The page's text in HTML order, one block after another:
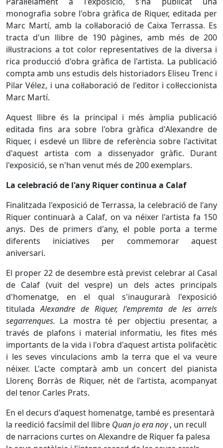
monografia sobre l'obra gràfica de Riquer, editada per
Marc Martí, amb la col·laboració de Caixa Terrassa. Es
tracta d'un llibre de 190 pàgines, amb més de 200
il·lustracions a tot color representatives de la diversa i
rica producció d'obra gràfica de l'artista. La publicació
compta amb uns estudis dels historiadors Eliseu Trenc i
Pilar Vélez, i una col·laboració de l'editor i col·leccionista
Marc Martí.
Aquest llibre és la principal i més àmplia publicació
editada fins ara sobre l'obra gràfica d'Alexandre de
Riquer, i esdevé un llibre de referència sobre l'activitat
d'aquest artista com a dissenyador gràfic. Durant
l'exposició, se n'han venut més de 200 exemplars.
La celebració de l'any Riquer continua a Calaf
Finalitzada l'exposició de Terrassa, la celebració de l'any
Riquer continuarà a Calaf, on va néixer l'artista fa 150
anys. Des de primers d'any, el poble porta a terme
diferents iniciatives per commemorar aquest
aniversari.
El proper 22 de desembre està previst celebrar al Casal
de Calaf (vuit del vespre) un dels actes principals
d'homenatge, en el qual s'inaugurarà l'exposició
tituladaAlexandre de Riquer, l'empremta de les arrels
segarrenques. La mostra té per objectiu presentar, a
través de plafons i material informatiu, les fites més
importants de la vida i l'obra d'aquest artista polifacètic
i les seves vinculacions amb la terra que el va veure
néixer. L'acte comptarà amb un concert del pianista
Llorenç Borràs de Riquer, nét de l'artista, acompanyat
del tenor Carles Prats.
En el decurs d'aquest homenatge, també es presentarà
la reedició facsímil del llibre Quan jo era noy, un recull
de narracions curtes on Alexandre de Riquer fa palesa